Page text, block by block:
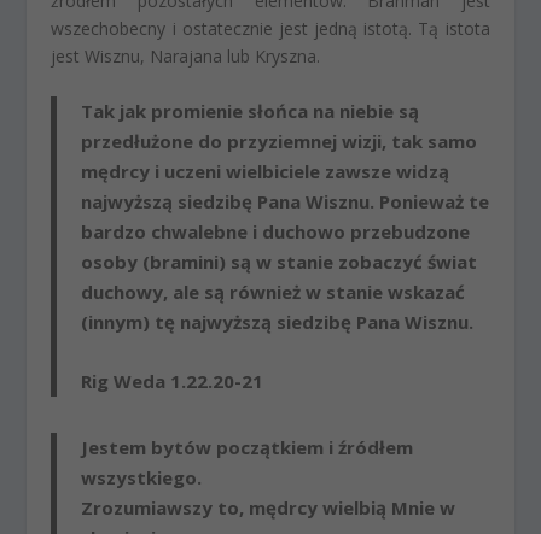
wszechobecny i ostatecznie jest jedną istotą. Tą istota
jest Wisznu, Narajana lub Kryszna.
Tak jak promienie słońca na niebie są
przedłużone do przyziemnej wizji, tak samo
mędrcy i uczeni wielbiciele zawsze widzą
najwyższą siedzibę Pana Wisznu. Ponieważ te
bardzo chwalebne i duchowo przebudzone
osoby (bramini) są w stanie zobaczyć świat
duchowy, ale są również w stanie wskazać
(innym) tę najwyższą siedzibę Pana Wisznu.
Rig Weda 1.22.20-21
Jestem bytów początkiem i źródłem
wszystkiego.
Zrozumiawszy to, mędrcy wielbią Mnie w